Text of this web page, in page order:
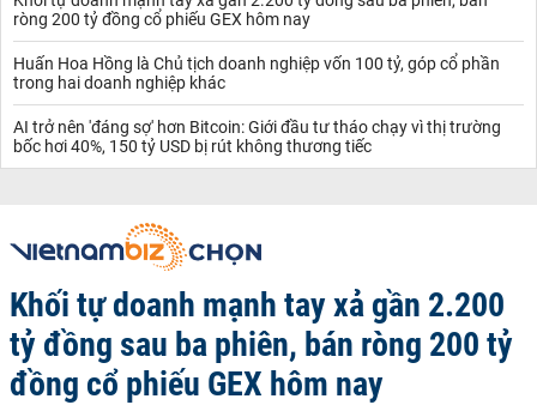
ròng 200 tỷ đồng cổ phiếu GEX hôm nay
Huấn Hoa Hồng là Chủ tịch doanh nghiệp vốn 100 tỷ, góp cổ phần
trong hai doanh nghiệp khác
AI trở nên 'đáng sợ' hơn Bitcoin: Giới đầu tư tháo chạy vì thị trường
bốc hơi 40%, 150 tỷ USD bị rút không thương tiếc
Khối tự doanh mạnh tay xả gần 2.200
tỷ đồng sau ba phiên, bán ròng 200 tỷ
đồng cổ phiếu GEX hôm nay